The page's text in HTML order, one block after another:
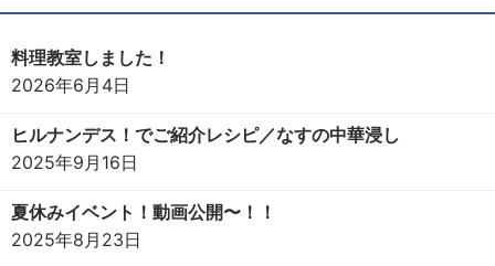
料理教室しました！
2026年6月4日
ヒルナンデス！でご紹介レシピ／なすの中華浸し
2025年9月16日
夏休みイベント！動画公開〜！！
2025年8月23日